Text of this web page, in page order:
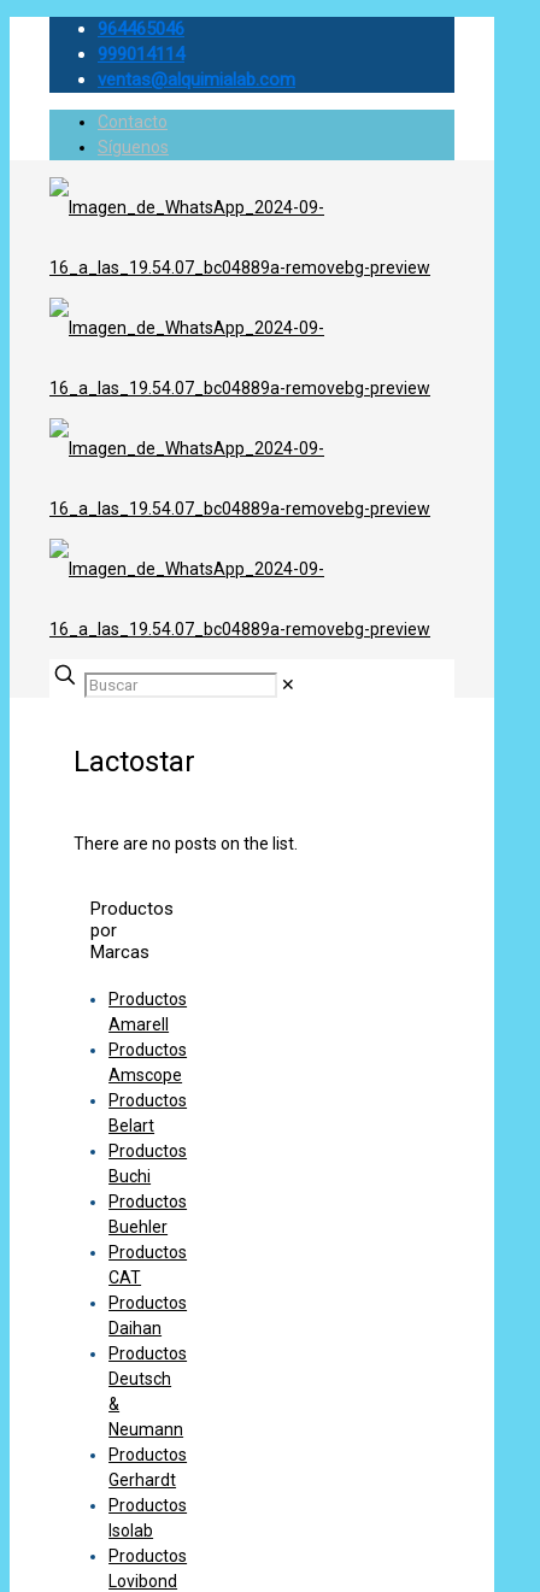
964465046
999014114
ventas@alquimialab.com
Contacto
Síguenos
✕
Lactostar
There are no posts on the list.
Productos
por
Marcas
Productos
Amarell
Productos
Amscope
Productos
Belart
Productos
Buchi
Productos
Buehler
Productos
CAT
Productos
Daihan
Productos
Deutsch
&
Neumann
Productos
Gerhardt
Productos
Isolab
Productos
Lovibond